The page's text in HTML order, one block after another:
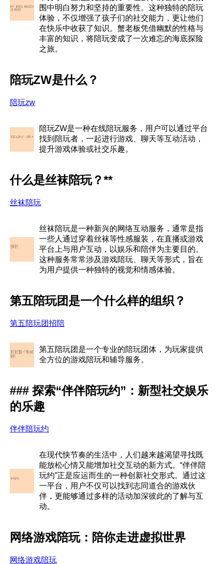
围中明白努力和坚持的重要性。这种独特的陪玩
体验，不仅增强了孩子们的社交能力，更让他们
在快乐中收获了知识。蟹老板凭借幽默的性格与
丰富的知识，将陪玩变成了一次难忘的海底探险
之旅。
陪玩ZW是什么？
陪玩zw
陪玩ZW是一种在线陪玩服务，用户可以通过平台
找到陪玩者，一起进行游戏、聊天等互动活动，
提升游戏体验或社交乐趣。
什么是丝袜陪玩？**
丝袜陪玩
丝袜陪玩是一种新兴的网络互动服务，通常是指
一些人通过穿着丝袜等性感服装，在直播或游戏
平台上与用户互动，以娱乐和陪伴为主要目的。
这种服务常常涉及游戏陪玩、聊天等形式，旨在
为用户提供一种独特的视觉和情感体验。
第五陪玩团是一个什么样的组织？
第五陪玩团招陪
第五陪玩团是一个专业的陪玩团体，为玩家提供
全方位的游戏陪玩和辅导服务。
### 探索“伴伴陪玩约”：新型社交娱乐
的乐趣
伴伴陪玩约
在现代快节奏的生活中，人们越来越渴望寻找既
能放松心情又能增加社交互动的新方式。“伴伴陪
玩约”正是应运而生的一种创新社交形式。通过这
一平台，用户不仅可以找到志同道合的游戏伙
伴，更能够通过多样的活动加深彼此的了解与互
动。
网络游戏陪玩：陪你走进虚拟世界
网络游戏陪玩